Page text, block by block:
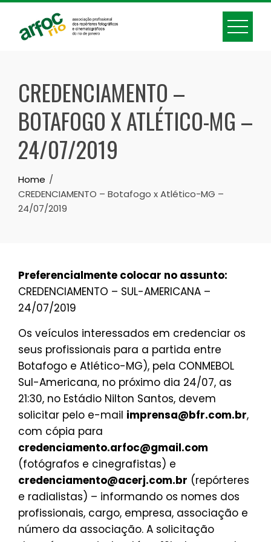
Skip
content
CREDENCIAMENTO –
BOTAFOGO X ATLÉTICO-MG –
24/07/2019
Home
CREDENCIAMENTO – Botafogo x Atlético-MG –
24/07/2019
Preferencialmente colocar no assunto:
CREDENCIAMENTO – SUL-AMERICANA –
24/07/2019
Os veículos interessados em credenciar os
seus profissionais para a partida entre
Botafogo e Atlético-MG), pela CONMEBOL
Sul-Americana, no próximo dia 24/07, as
21:30, no Estádio Nilton Santos, devem
solicitar pelo e-mail imprensa@bfr.com.br,
com cópia para
credenciamento.arfoc@gmail.com
(fotógrafos e cinegrafistas) e
credenciamento@acerj.com.br (repórteres
e radialistas) – informando os nomes dos
profissionais, cargo, empresa, associação e
número da associação. A solicitação